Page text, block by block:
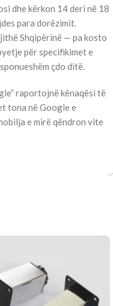
dhe kërkon 14 deri në 18
para dorëzimit.
Shqipërinë — pa kosto
për specifikimet e
çdo ditë.
raportojnë kënaqësi të
tona në Google e
e mirë qëndron vite